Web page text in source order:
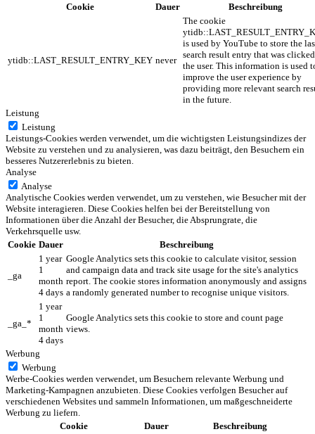
Cookie
Dauer Beschreibung
ytidb::LAST_RESULT_ENTRY_KEY never
The cookie
is used by YouTube to store the
search result entry that was
the user. This information is used
improve the user experience by
providing more relevant search
in the future.
Leistung
Leistung
Leistungs-Cookies werden verwendet, um die wichtigsten Leistungsindizes der
Website zu verstehen und zu analysieren, was dazu beiträgt, den Besuchern ein
besseres Nutzererlebnis zu bieten.
Analyse
Analyse
Analytische Cookies werden verwendet, um zu verstehen, wie Besucher mit der
Website interagieren. Diese Cookies helfen bei der Bereitstellung von
Informationen über die Anzahl der Besucher, die Absprungrate, die
Verkehrsquelle usw.
Cookie Dauer Beschreibung
_ga
1 year
1
month
4 days
Google Analytics sets this cookie to calculate visitor, session
and campaign data and track site usage for the site's analytics
report. The cookie stores information anonymously and assigns
a randomly generated number to recognise unique visitors.
_ga_*
1 year
1
month
4 days
Google Analytics sets this cookie to store and count page
views.
Werbung
Werbung
Werbe-Cookies werden verwendet, um Besuchern relevante Werbung und
Marketing-Kampagnen anzubieten. Diese Cookies verfolgen Besucher auf
verschiedenen Websites und sammeln Informationen, um maßgeschneiderte
Werbung zu liefern.
Cookie
Dauer Beschreibung